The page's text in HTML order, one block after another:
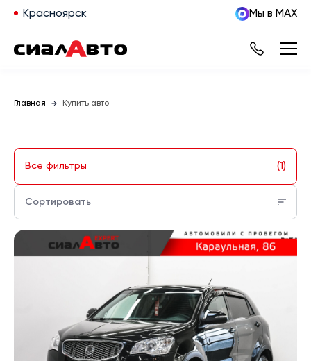
Красноярск Мы в MAX
Главная Купить авто
Все фильтры (1)
Сортировать